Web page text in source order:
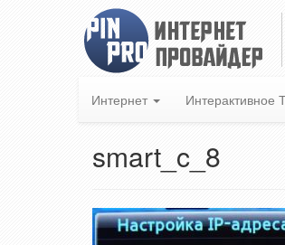
Интернет Интерактивное
smart_c_8